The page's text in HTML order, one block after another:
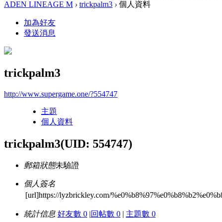
ADEN LINEAGE M › trickpalm3 › 個人資料
加為好友
發送消息
trickpalm3
http://www.supergame.one/?554747
主題
個人資料
trickpalm3(UID: 554747)
郵箱狀態未驗證
個人簽名
[url]https://lyzbrickley.com/
統計信息 好友數 0 |回帖數 0 | 主題數 0